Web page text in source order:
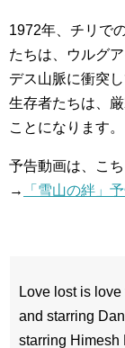
1972年、チリで
たちは、ウルグ
デス山脈に衝突し
生存者たちは、
ことになります。
予告動画は、こち
→
「雪山の絆」
Love lost is
and starring
starring Himesh